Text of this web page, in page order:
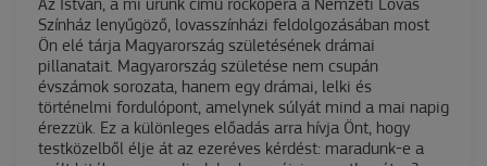
Az István, a mi urunk című rockopera a Nemzeti Lovas
Színház lenyűgöző, lovasszínházi feldolgozásában most
Ön elé tárja Magyarország születésének drámai
pillanatait. Magyarország születése nem csupán
évszámok sorozata, hanem egy drámai, lelki és
történelmi fordulópont, amelynek súlyát mind a mai napig
érezzük. Ez a különleges előadás arra hívja Önt, hogy
testközelből élje át az ezeréves kérdést: maradunk-e a